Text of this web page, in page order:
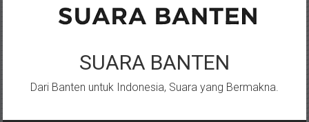
SUARA BANTEN
Dari Banten untuk Indonesia, Suara yang Bermakna.